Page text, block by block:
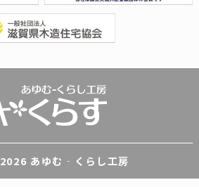
2026 あゆむ‐くらし工房